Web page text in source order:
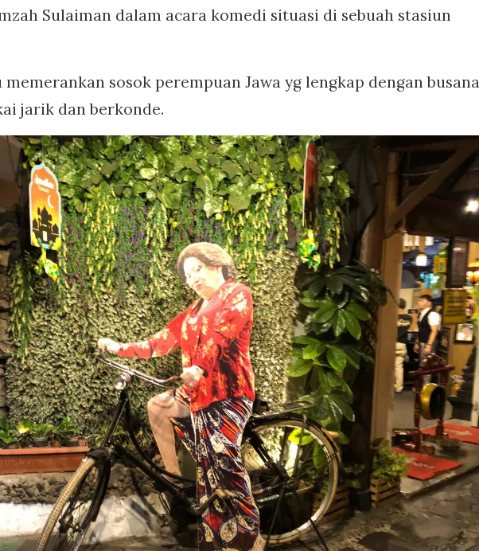
Sulaiman dalam acara komedi situasi di sebuah stasiun
sosok perempuan Jawa yg lengkap dengan busana
jarik dan berkonde.